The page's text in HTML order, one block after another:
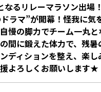
なるリレーマラソン出場
ラマ”が開幕！怪我に気
慢の脚力でチーム一丸と
間に鍛えた体力で、残暑
ディションを整え、楽
よろしくお願いします★